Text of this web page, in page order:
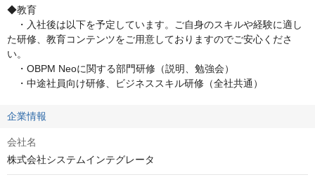
◆教育
・入社後は以下を予定しています。ご自身のスキルや経験に適し
た研修、教育コンテンツをご用意しておりますのでご安心くださ
い。
・OBPM Neoに関する部門研修（説明、勉強会）
・中途社員向け研修、ビジネススキル研修（全社共通）
企業情報
会社名
株式会社システムインテグレータ